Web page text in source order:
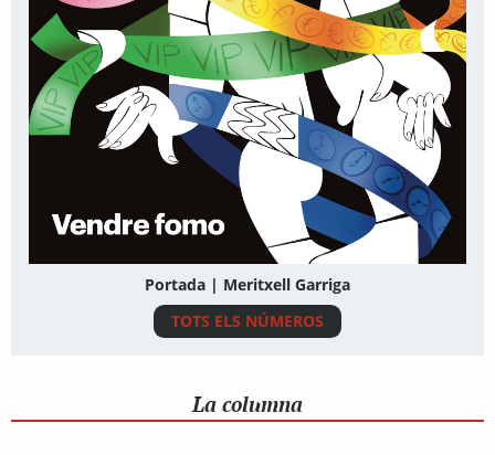
Portada | Meritxell Garriga
TOTS ELS NÚMEROS
La columna